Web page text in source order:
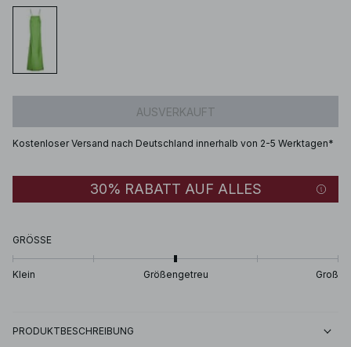
AUSVERKAUFT
Kostenloser Versand nach Deutschland innerhalb von 2-5 Werktagen*
30% RABATT AUF ALLES
GRÖSSE
Klein Größengetreu Groß
PRODUKTBESCHREIBUNG